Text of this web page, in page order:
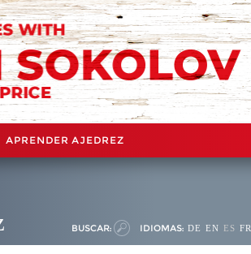
APRENDER AJEDREZ
BUSCAR: IDIOMAS: DE EN ES FR